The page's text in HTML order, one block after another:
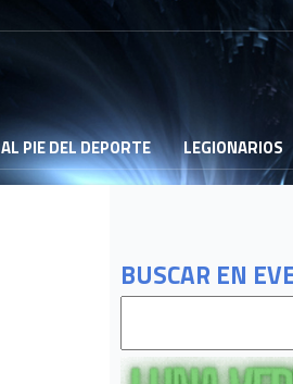
AL PIE DEL DEPORTE LEGIONARIOS
BUSCAR EN